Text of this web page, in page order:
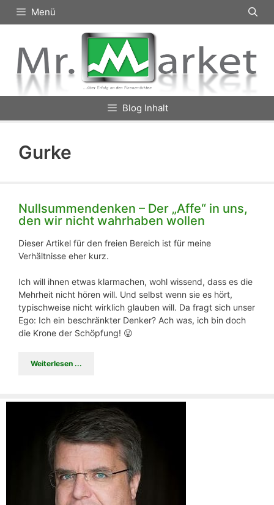
Inhalt
Menü
Blog Inhalt
Gurke
Nullsummendenken – Der „Affe“ in uns,
den wir nicht wahrhaben wollen
Dieser Artikel für den freien Bereich ist für meine
Verhältnisse eher kurz.
Ich will ihnen etwas klarmachen, wohl wissend, dass es die
Mehrheit nicht hören will. Und selbst wenn sie es hört,
typischweise nicht wirklich glauben will. Da fragt sich unser
Ego: Ich ein beschränkter Denker? Ach was, ich bin doch
die Krone der Schöpfung! 😛
Weiterlesen ...